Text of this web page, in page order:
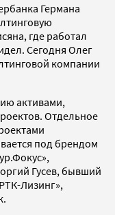
Германа
где работал
Сегодня Олег
компании
активами,
Отдельное
под брендом
Гусев, бывший
Лизинг»,